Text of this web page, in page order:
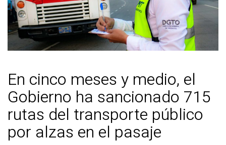
En cinco meses y medio, el
Gobierno ha sancionado 715
rutas del transporte público
por alzas en el pasaje